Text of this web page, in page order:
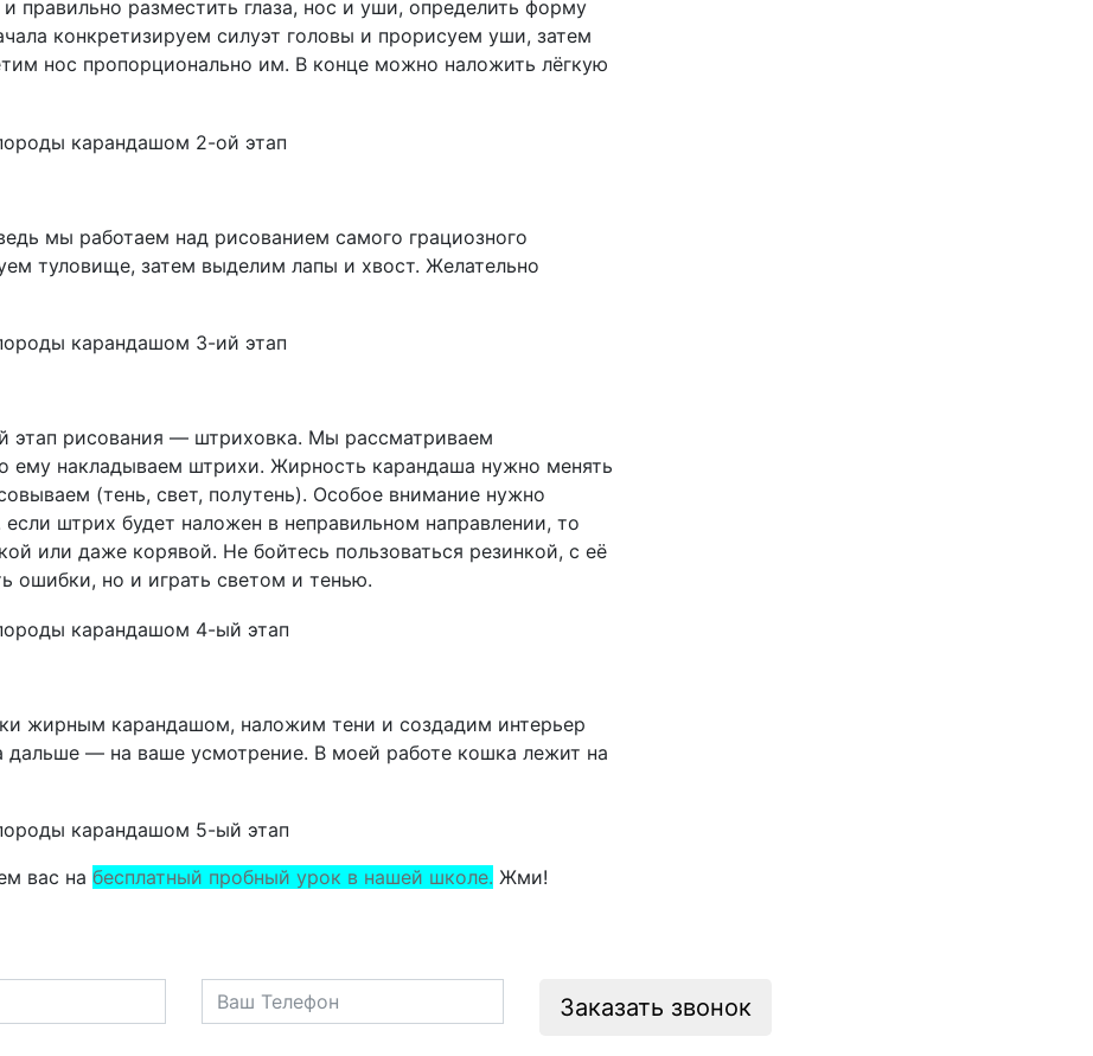
правильно разместить глаза, нос и уши, определить форму
конкретизируем силуэт головы и прорисуем уши, затем
нос пропорционально им. В конце можно наложить лёгкую
мы работаем над рисованием самого грациозного
туловище, затем выделим лапы и хвост. Желательно
этап рисования — штриховка. Мы рассматриваем
ему накладываем штрихи. Жирность карандаша нужно менять
(тень, свет, полутень). Особое внимание нужно
штрих будет наложен в неправильном направлении, то
или даже корявой. Не бойтесь пользоваться резинкой, с её
ошибки, но и играть светом и тенью.
жирным карандашом, наложим тени и создадим интерьер
дальше — на ваше усмотрение. В моей работе кошка лежит на
вас на бесплатный пробный урок в нашей школе. Жми!
Заказать звонок